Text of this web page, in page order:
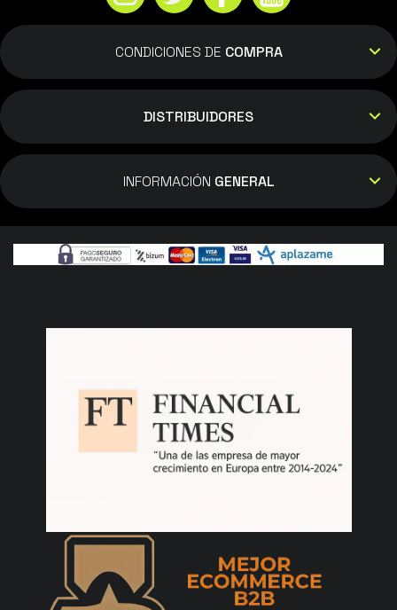
CONDICIONES DE COMPRA
DISTRIBUIDORES
INFORMACIÓN GENERAL